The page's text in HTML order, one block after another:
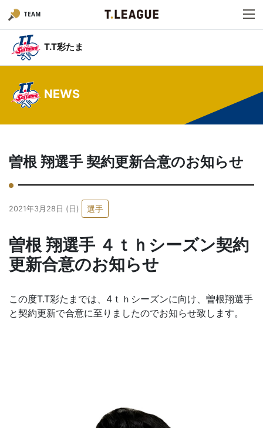
TEAM
T.T彩たま
NEWS
曽根 翔選手 契約更新合意のお知らせ
2021年3月28日 (日) 選手
曽根 翔選手 ４ｔｈシーズン契約
更新合意のお知らせ
この度T.T彩たまでは、4ｔｈシーズンに向け、曽根翔選手
と契約更新で合意に至りましたのでお知らせ致します。